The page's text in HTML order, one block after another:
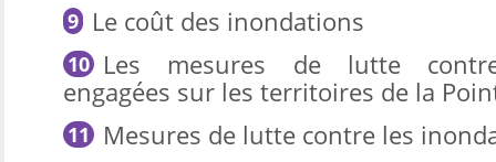
Le coût des inondations
Les mesures de lutte
engagées sur les territoires de la
Mesures de lutte contre les